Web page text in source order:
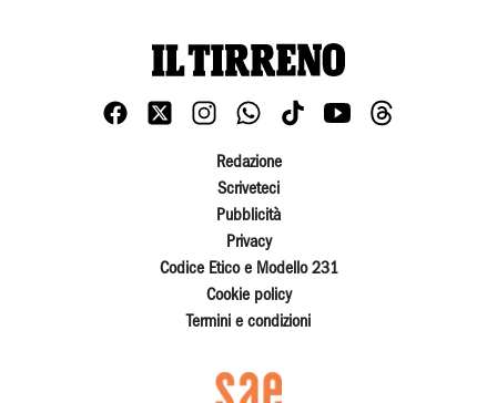
Redazione
Scriveteci
Pubblicità
Privacy
Codice Etico e Modello 231
Cookie policy
Termini e condizioni